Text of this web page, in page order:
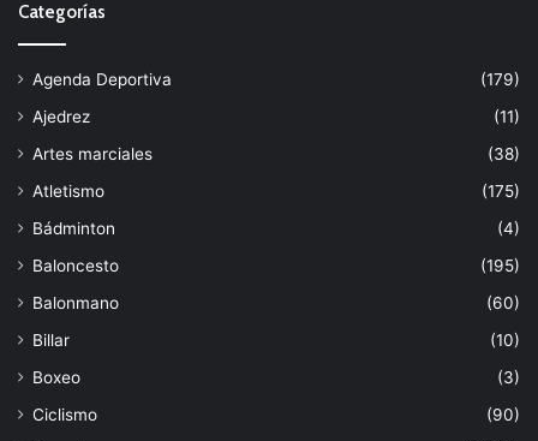
Categorías
Agenda Deportiva
(179)
Ajedrez
(11)
Artes marciales
(38)
Atletismo
(175)
Bádminton
(4)
Baloncesto
(195)
Balonmano
(60)
Billar
(10)
Boxeo
(3)
Ciclismo
(90)